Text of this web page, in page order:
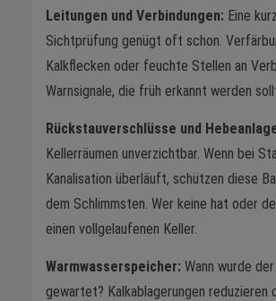
Leitungen und Verbindungen: Eine
Sichtprüfung genügt oft schon.
Kalkflecken oder feuchte Stellen an
Warnsignale, die früh erkannt werden
Rückstauverschlüsse und
Kellerräumen unverzichtbar. Wenn bei
Kanalisation überläuft, schützen diese
dem Schlimmsten. Wer keine hat oder
einen vollgelaufenen Keller.
Warmwasserspeicher: Wann wurde
gewartet? Kalkablagerungen reduzieren